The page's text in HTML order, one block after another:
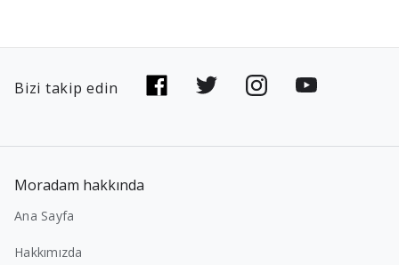
Bizi takip edin
Moradam hakkında
Ana Sayfa
Hakkımızda